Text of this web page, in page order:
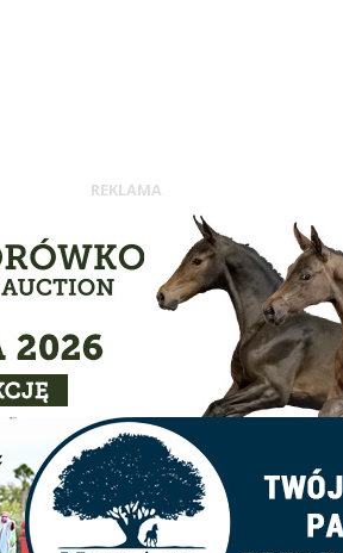
REKLAMA